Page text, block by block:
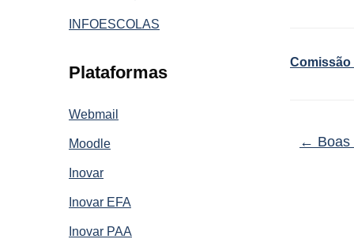
INFOESCOLAS
Plataformas
Webmail
Moodle
Inovar
Inovar EFA
Inovar PAA
Comissão
← Boas